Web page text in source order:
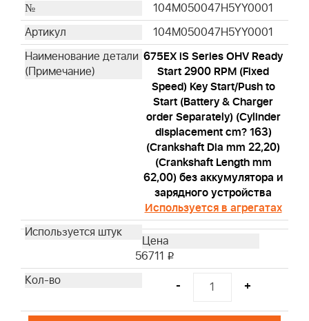
104M050047H5YY0001
104M050047H5YY0001
675EX iS Series OHV Ready
Start 2900 RPM (Fixed
Speed) Key Start/Push to
Start (Battery & Charger
order Separately) (Cylinder
displacement cm? 163)
(Crankshaft Dia mm 22,20)
(Crankshaft Length mm
62,00) без аккумулятора и
зарядного устройства
Используется в агрегатах
56711 i
- +